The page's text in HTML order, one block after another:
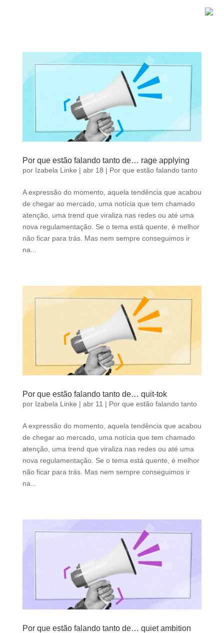
Por que estão falando tanto de… rage applying
por Izabela Linke | abr 18 | Por que estão falando tanto
A expressão do momento, aquela tendência que acabou
de chegar ao mercado, uma notícia que tem chamado
atenção, uma trend que viraliza nas redes ou até uma
nova regulamentação. Se o tema está quente, é melhor
não ficar para trás. Mas nem sempre conseguimos ir
na...
Por que estão falando tanto de… quit-tok
por Izabela Linke | abr 11 | Por que estão falando tanto
A expressão do momento, aquela tendência que acabou
de chegar ao mercado, uma notícia que tem chamado
atenção, uma trend que viraliza nas redes ou até uma
nova regulamentação. Se o tema está quente, é melhor
não ficar para trás. Mas nem sempre conseguimos ir
na...
Por que estão falando tanto de… quiet ambition